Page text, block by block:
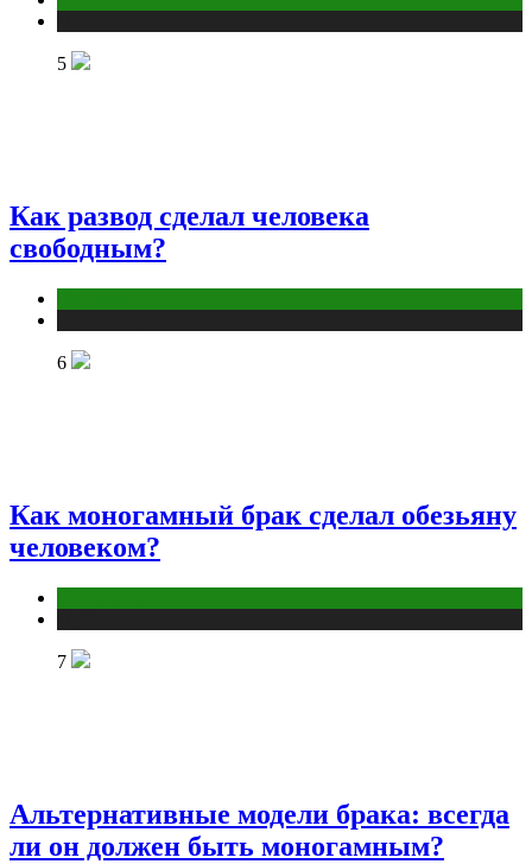
5
Как развод сделал человека
свободным?
6
Как моногамный брак сделал обезьяну
человеком?
7
Альтернативные модели брака: всегда
ли он должен быть моногамным?